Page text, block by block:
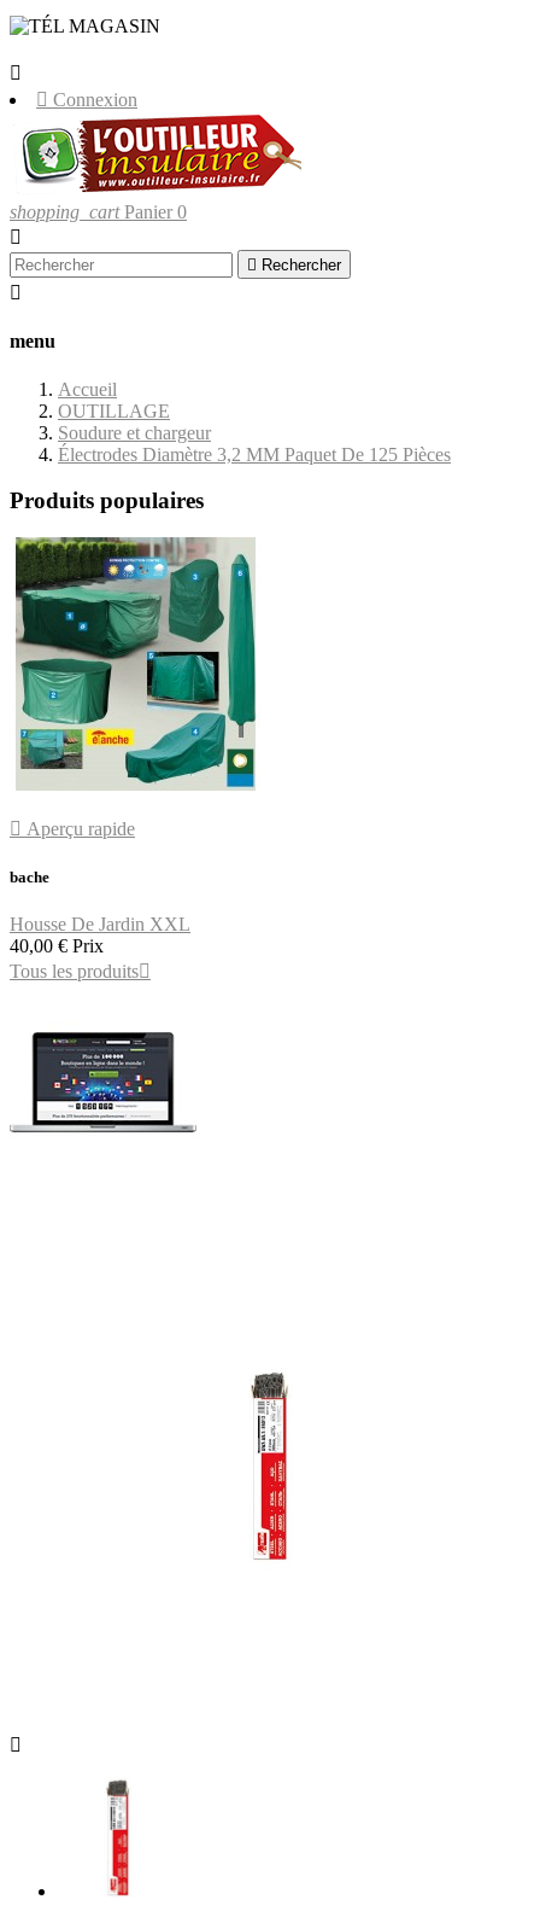

 Connexion
shopping_cart Panier 0

 Rechercher

menu
Accueil
OUTILLAGE
Soudure et chargeur
Électrodes Diamètre 3,2 MM Paquet De 125 Pièces
Produits populaires
 Aperçu rapide
bache
Housse De Jardin XXL
40,00 € Prix
Tous les produits
